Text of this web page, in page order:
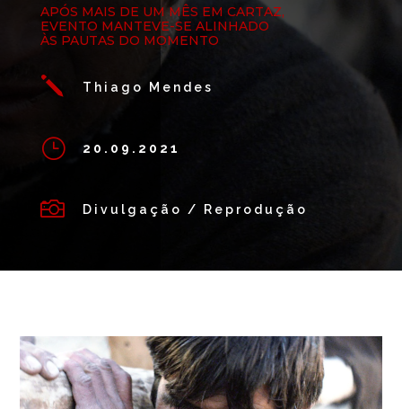
APÓS MAIS DE UM MÊS EM CARTAZ,
EVENTO MANTEVE-SE ALINHADO
ÀS PAUTAS DO MOMENTO
j Thiago Mendes
} 20.09.2021
 Divulgação / Reprodução